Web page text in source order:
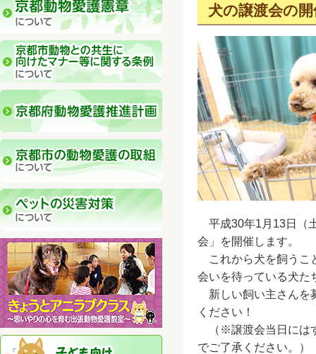
犬の譲渡会の
平成30年1月13日（
会」を開催します。
これから犬を飼うこ
会いを待っている犬た
新しい飼い主さんを
ください！
（※譲渡会当日には
でご了承ください。）